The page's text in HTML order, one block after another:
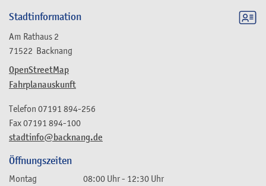
Stadtinformation
Am Rathaus 2
71522 Backnang
OpenStreetMap
Fahrplanauskunft
stadtinfo@backnang.de
Telefon 07191 894-256
Fax07191 894-100
Öffnungszeiten
Montag 08:00 Uhr- 12:30 Uhr